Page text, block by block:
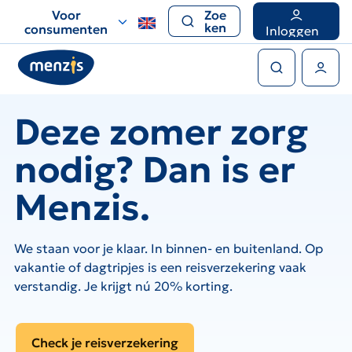
voor
snelle
navigatie
Voor
consumenten
Zoe
ken
Inloggen
Deze zomer zorg
nodig? Dan is er
Menzis.
We staan voor je klaar. In binnen- en buitenland. Op
vakantie of dagtripjes is een reisverzekering vaak
verstandig. Je krijgt nú 20% korting.
Check je reisverzekering